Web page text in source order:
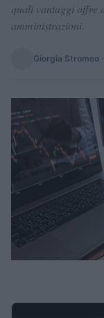
quali vantaggi offre
amministrazioni.
Giorgia Stromeo ·